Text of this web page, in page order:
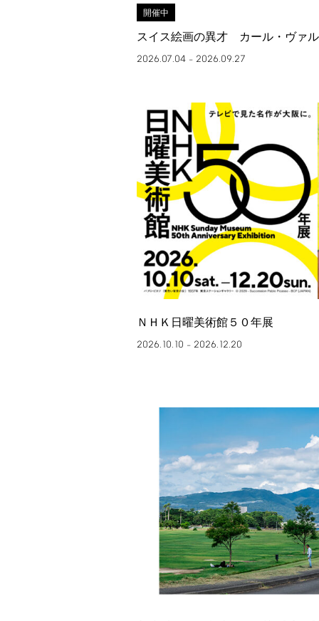
開催中
スイス絵画の異才 カール・ヴァ
2026.07.04 – 2026.09.27
ＮＨＫ日曜美術館５０年展
2026.10.10 – 2026.12.20